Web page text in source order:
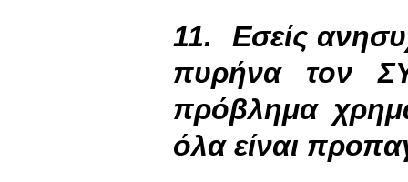
11. Εσείς
πυρήνα τον
πρόβλημα
όλα είναι